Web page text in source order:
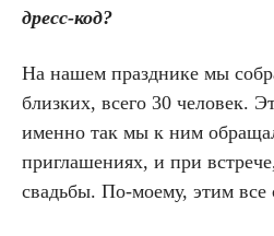
дресс-код?
На нашем празднике мы
близких, всего 30
именно так мы к ним
приглашениях, и при
свадьбы. По-моему, этим все